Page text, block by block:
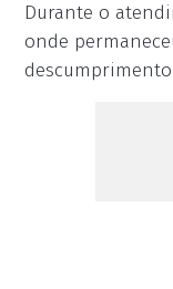
Durante o
onde